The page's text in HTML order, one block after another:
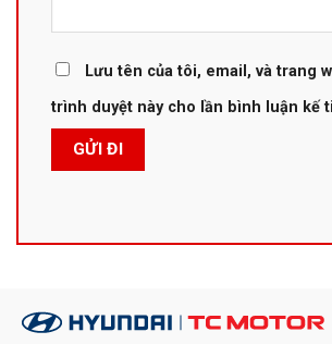
Lưu tên của tôi, email, và trang
trình duyệt này cho lần bình luận kế